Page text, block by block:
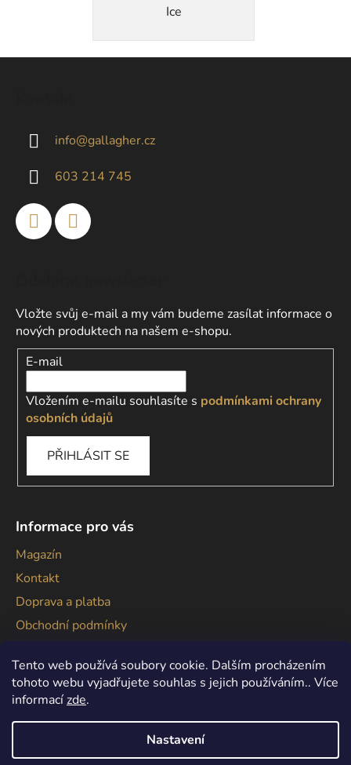
Tento web používá soubory cookie. Dalším procházením
tohoto webu vyjadřujete souhlas s jejich používáním.. Více
informacízde.
Nastavení
Ice
info@gallagher.cz
603 214 745
Vložte svůj e-mail a my vám budeme zasílat informace o
nových produktech na našem e-shopu.
E-mail
Vložením e-mailu souhlasíte s podmínkami ochrany
osobních údajů
PŘIHLÁSIT SE
Informace pro vás
Magazín
Kontakt
Doprava a platba
Obchodní podmínky
Vytvořil Shoptet